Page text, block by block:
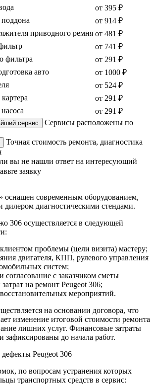
от 395 ₽
от 914 ₽
приводного ремня от 481 ₽
от 741 ₽
фильтра
от 291 ₽
авто
от 1000 ₽
от 524 ₽
от 291 ₽
от 291 ₽
сервис
Сервисы расположены по
Точная стоимость ремонта, диагностика
вы не нашли ответ на интересующий
заявку
оснащен современным оборудованием,
дилером диагностическими стендами.
306 осуществляется в следующей
проблемы (цели визита) мастеру;
двигателя, КПП, рулевого управления
систем;
согласование с заказчиком сметы
на ремонт Peugeot 306;
мероприятий.
на основании договора, что
изменение итоговой стоимости ремонта
лишних услуг. Финансовые затраты
зафиксированы до начала работ.
Peugeot 306
по вопросам устранения которых
транспортных средств в сервис: